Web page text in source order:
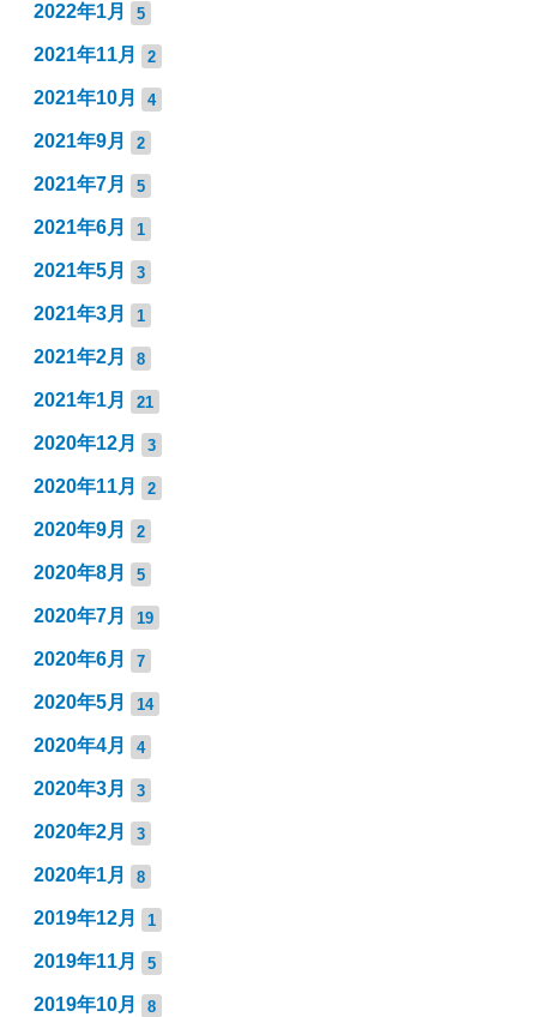
2022年1月 5
2021年11月 2
2021年10月 4
2021年9月 2
2021年7月 5
2021年6月 1
2021年5月 3
2021年3月 1
2021年2月 8
2021年1月 21
2020年12月 3
2020年11月 2
2020年9月 2
2020年8月 5
2020年7月 19
2020年6月 7
2020年5月 14
2020年4月 4
2020年3月 3
2020年2月 3
2020年1月 8
2019年12月 1
2019年11月 5
2019年10月 8